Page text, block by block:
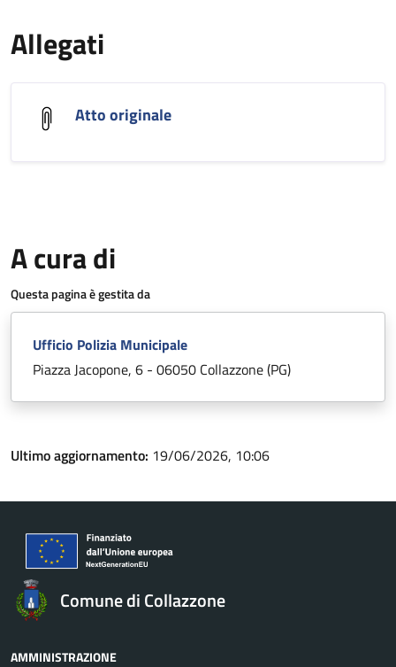
Allegati
Atto originale
A cura di
Questa pagina è gestita da
Ufficio Polizia Municipale
Piazza Jacopone, 6 - 06050 Collazzone (PG)
Ultimo aggiornamento: 19/06/2026, 10:06
Comune di Collazzone
AMMINISTRAZIONE